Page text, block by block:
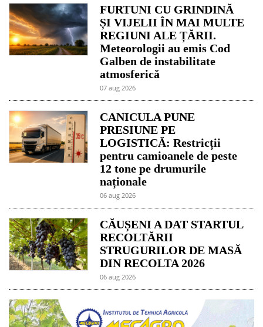
FURTUNI CU GRINDINĂ
ȘI VIJELII ÎN MAI MULTE
REGIUNI ALE ȚĂRII.
Meteorologii au emis Cod
Galben de instabilitate
atmosferică
07 aug 2026
CANICULA PUNE
PRESIUNE PE
LOGISTICĂ: Restricții
pentru camioanele de peste
12 tone pe drumurile
naționale
06 aug 2026
CĂUȘENI A DAT STARTUL
RECOLTĂRII
STRUGURILOR DE MASĂ
DIN RECOLTA 2026
06 aug 2026